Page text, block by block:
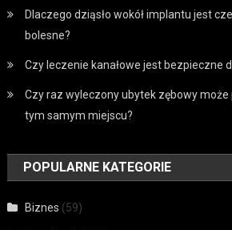
Dlaczego dziąsło wokół implantu jest
bolesne?
Czy leczenie kanałowe jest bezpieczne
Czy raz wyleczony ubytek zębowy może
tym samym miejscu?
POPULARNE KATEGORIE
Biznes (59)